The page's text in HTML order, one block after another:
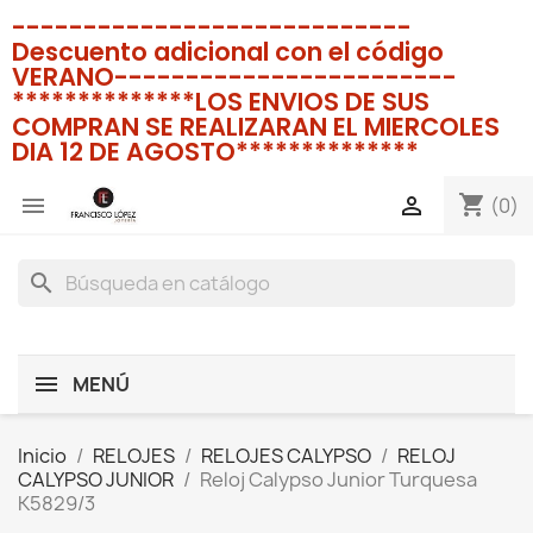
----------------------------
Descuento adicional con el código
VERANO------------------------
**************LOS ENVIOS DE SUS
COMPRAN SE REALIZARAN EL MIERCOLES
DIA 12 DE AGOSTO**************
 shopping_cart (0)

search
MENÚ
Inicio RELOJES RELOJES CALYPSO
RELOJ
CALYPSO JUNIOR
Reloj Calypso Junior Turquesa
K5829/3